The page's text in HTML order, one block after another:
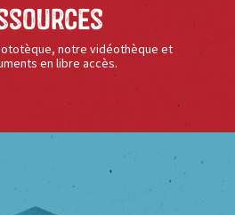
notre vidéothèque et
en libre accès.